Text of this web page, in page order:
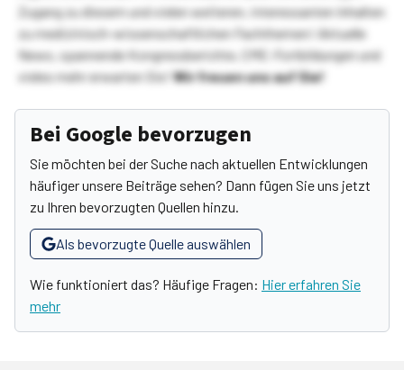
Zugang zu diesem und vielen weiteren, interessanten Inhalten
zu medizinisch-wissenschaftlichen Fachthemen! Aktuelle
News, spannende Kongressberichte, CME-Fortbildungen und
vieles mehr erwarten Sie!Wir freuen uns auf Sie!
Bei Google bevorzugen
Sie möchten bei der Suche nach aktuellen Entwicklungen
häufiger unsere Beiträge sehen? Dann fügen Sie uns jetzt
zu Ihren bevorzugten Quellen hinzu.
Als bevorzugte Quelle auswählen
Wie funktioniert das? Häufige Fragen: Hier erfahren Sie
mehr